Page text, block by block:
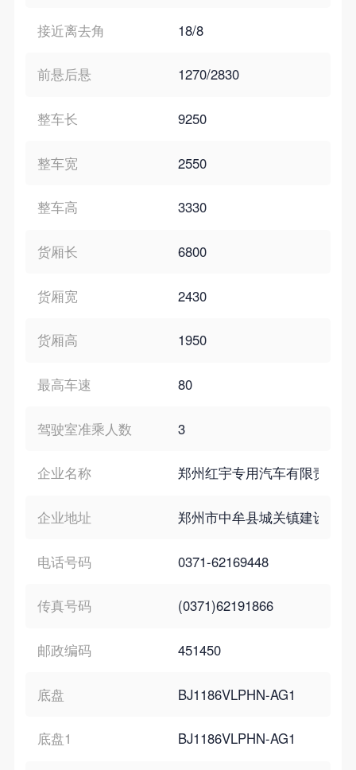
接近离去角 18/8
前悬后悬 1270/2830
整车长 9250
整车宽 2550
整车高 3330
货厢长 6800
货厢宽 2430
货厢高 1950
最高车速 80
驾驶室准乘人数 3
企业名称 郑州红宇专用汽车有限责任
企业地址 郑州市中牟县城关镇建设南
电话号码 0371-62169448
传真号码 (0371)62191866
邮政编码 451450
底盘 BJ1186VLPHN-AG1
底盘1 BJ1186VLPHN-AG1